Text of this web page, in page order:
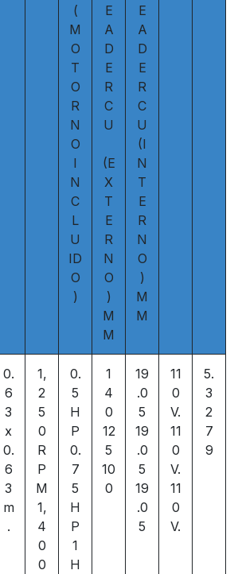
(
M
O
T
O
R
N
O
I
N
C
L
U
ID
O
)
E
A
D
E
R
C
U
(E
X
T
E
R
N
O
)
M
M
E
A
D
E
R
C
U
(I
N
T
E
R
N
O
)
M
M
0.
6
3
x
0.
6
3
m
.
1,
2
5
0
R
P
M
1,
4
0
0
0.
5
H
P
0.
7
5
H
P
1
H
1
4
0
12
5
10
0
19
.0
5
19
.0
5
19
.0
5
11
0
V.
11
0
V.
11
0
V.
5.
3
2
7
9